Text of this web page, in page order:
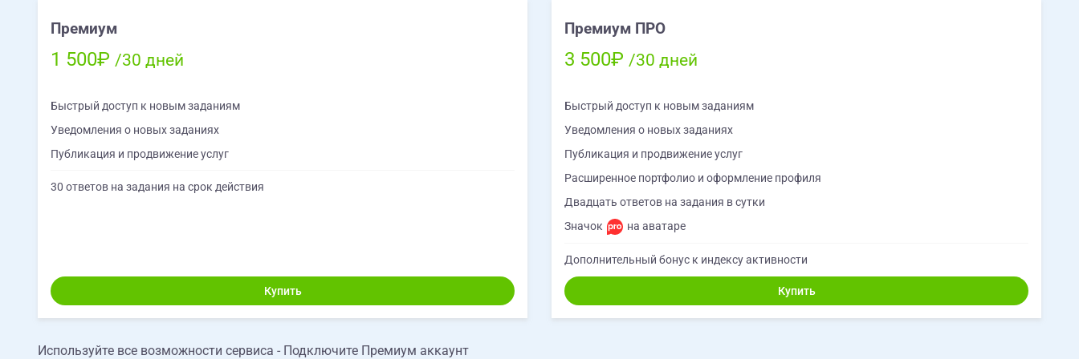
Премиум
1 500₽ /30 дней
Быстрый доступ к новым заданиям
Уведомления о новых заданиях
Публикация и продвижение услуг
30 ответов на задания на срок действия
Купить
Премиум ПРО
3 500₽ /30 дней
Быстрый доступ к новым заданиям
Уведомления о новых заданиях
Публикация и продвижение услуг
Расширенное портфолио и оформление профиля
Двадцать ответов на задания в сутки
Значок
на аватаре
Дополнительный бонус к индексу активности
Купить
Используйте все возможности сервиса - Подключите Премиум аккаунт